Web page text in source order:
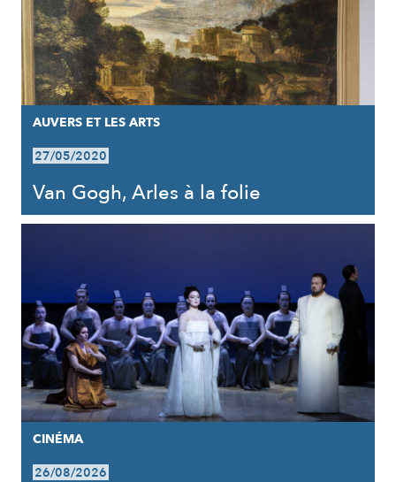
AUVERS ET LES ARTS
27/05/2020
Van Gogh, Arles à la folie
CINÉMA
26/08/2026